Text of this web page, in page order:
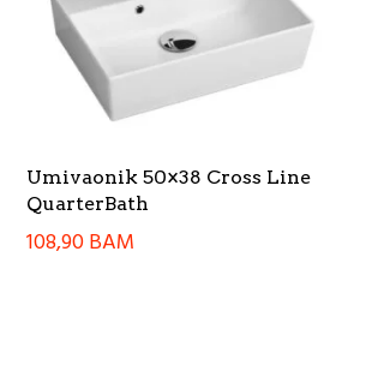
Umivaonik 50×38 Cross Line
QuarterBath
108,90BAM